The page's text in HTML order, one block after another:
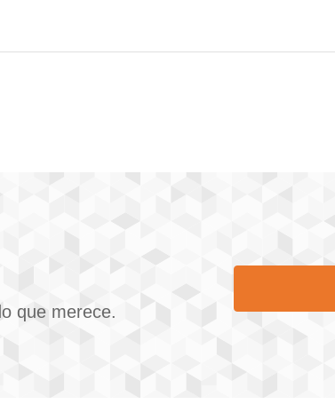
que merece.